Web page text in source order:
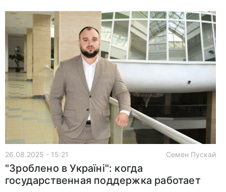
26.08.2025 - 15:21 Семен Пускай
"Зроблено в Україні": когда
государственная поддержка работает